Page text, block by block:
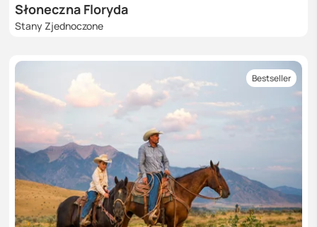
Słoneczna Floryda
Stany Zjednoczone
Bestseller